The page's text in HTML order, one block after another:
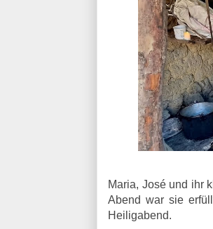
Maria, José und ihr
Abend war sie
Heiligabend.